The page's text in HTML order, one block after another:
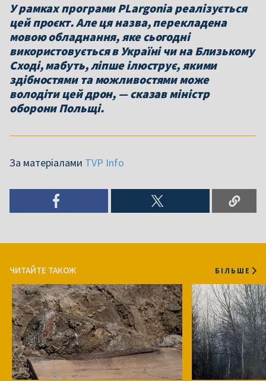
У рамках програми PLargonia реалізується
цей проєкт. Але ця назва, перекладена
мовою обладнання, яке сьогодні
використовується в Україні чи на Близькому
Сході, мабуть, ліпше ілюструє, якими
здібностями та можливостями може
володіти цей дрон, — сказав міністр
оборони Польщі.
За матеріалами TVP Info
ЧИТАЙТЕ ТАКОЖ БІЛЬШЕ